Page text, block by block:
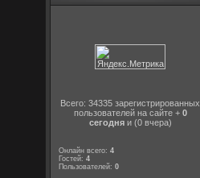
Всего: 34335 зарегистрированных
пользователей на сайте + 0
сегодняи (0 вчера)
Онлайн всего:4
Гостей:4
Пользователей:0